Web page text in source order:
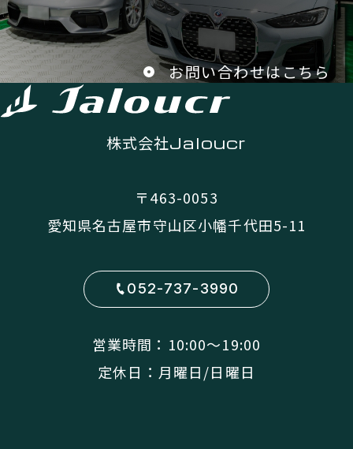
お問い合わせはこちら
株式会社Jaloucr
〒463-0053
愛知県名古屋市守山区小幡千代田5-11
052-737-3990
営業時間：10:00〜19:00
定休日：月曜日/日曜日